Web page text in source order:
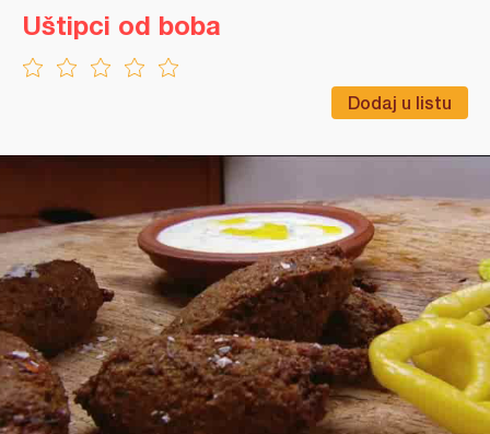
Dodaj u listu
Uštipci od boba